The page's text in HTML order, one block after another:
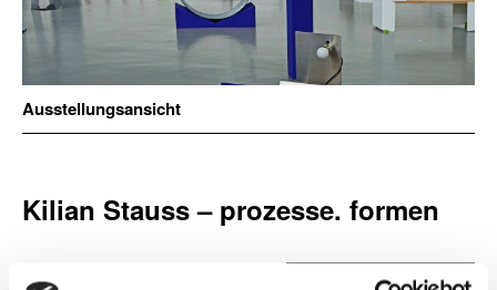
Ausstellungsansicht
Kilian Stauss – prozesse. formen